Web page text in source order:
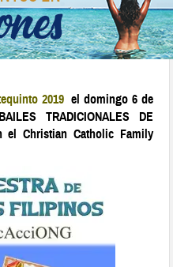
2019 el domingo 6 de
TRADICIONALES DE
el Christian Catholic Family